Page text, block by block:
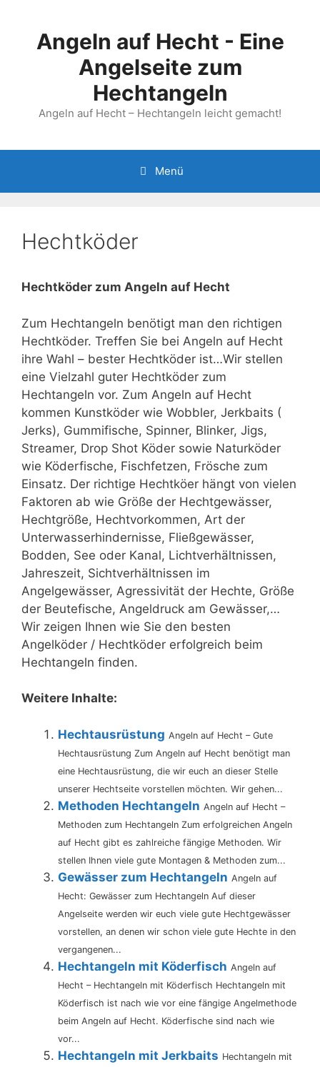
springenAngeln auf Hecht - Eine
Angelseite zum
Hechtangeln
Angeln auf Hecht – Hechtangeln leicht gemacht!
Menü
Hechtköder
Hechtköder zum Angeln auf Hecht
Zum Hechtangeln benötigt man den richtigen
Hechtköder. Treffen Sie bei Angeln auf Hecht
ihre Wahl – bester Hechtköder ist…Wir stellen
eine Vielzahl guter Hechtköder zum
Hechtangeln vor. Zum Angeln auf Hecht
kommen Kunstköder wie Wobbler, Jerkbaits (
Jerks), Gummifische, Spinner, Blinker, Jigs,
Streamer, Drop Shot Köder sowie Naturköder
wie Köderfische, Fischfetzen, Frösche zum
Einsatz. Der richtige Hechtköer hängt von vielen
Faktoren ab wie Größe der Hechtgewässer,
Hechtgröße, Hechtvorkommen, Art der
Unterwasserhindernisse, Fließgewässer,
Bodden, See oder Kanal, Lichtverhältnissen,
Jahreszeit, Sichtverhältnissen im
Angelgewässer, Agressivität der Hechte, Größe
der Beutefische, Angeldruck am Gewässer,…
Wir zeigen Ihnen wie Sie den besten
Angelköder / Hechtköder erfolgreich beim
Hechtangeln finden.
Weitere Inhalte:
Hechtausrüstung Angeln auf Hecht – Gute
Hechtausrüstung Zum Angeln auf Hecht benötigt man
eine Hechtausrüstung, die wir euch an dieser Stelle
unserer Hechtseite vorstellen möchten. Wir gehen...
Methoden Hechtangeln Angeln auf Hecht –
Methoden zum Hechtangeln Zum erfolgreichen Angeln
auf Hecht gibt es zahlreiche fängige Methoden. Wir
stellen Ihnen viele gute Montagen & Methoden zum...
Gewässer zum Hechtangeln Angeln auf
Hecht: Gewässer zum Hechtangeln Auf dieser
Angelseite werden wir euch viele gute Hechtgewässer
vorstellen, an denen wir schon viele gute Hechte in den
vergangenen...
Hechtangeln mit Köderfisch Angeln auf
Hecht – Hechtangeln mit Köderfisch Hechtangeln mit
Köderfisch ist nach wie vor eine fängige Angelmethode
beim Angeln auf Hecht. Köderfische sind nach wie
vor...
Hechtangeln mit Jerkbaits Hechtangeln mit